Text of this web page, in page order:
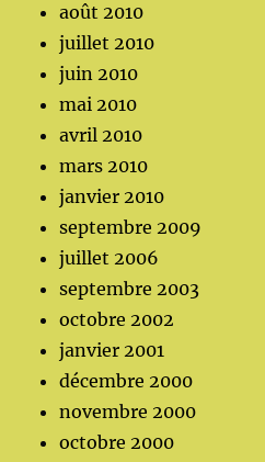
août 2010
juillet 2010
juin 2010
mai 2010
avril 2010
mars 2010
janvier 2010
septembre 2009
juillet 2006
septembre 2003
octobre 2002
janvier 2001
décembre 2000
novembre 2000
octobre 2000